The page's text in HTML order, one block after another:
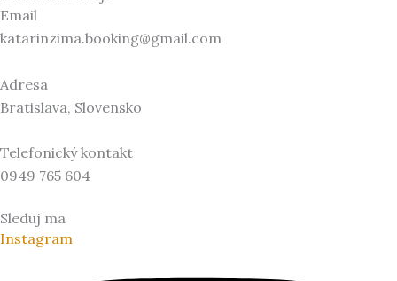
Email
katarinzima.booking@gmail.com
Adresa
Bratislava, Slovensko
Telefonický kontakt
0949 765 604
Sleduj ma
Instagram